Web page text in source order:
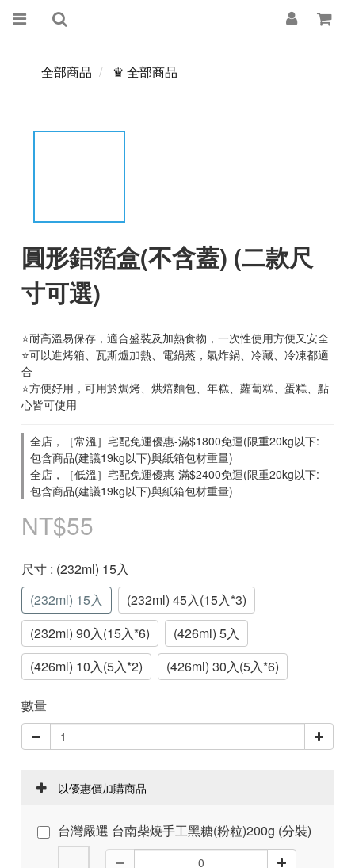
全部商品 ♛ 全部商品
圓形鋁箔盒(不含蓋) (二款尺
寸可選)
⭐耐高溫易保存，適合盛裝及加熱食物，一次性使用方便又安全
⭐可以進烤箱、瓦斯爐加熱、電鍋蒸，氣炸鍋、冷藏、冷凍都適
合
⭐方便好用，可用於焗烤、烘焙麵包、年糕、蘿蔔糕、蛋糕、點
心皆可使用
全店，［常溫］宅配免運優惠-滿$1800免運(限重20kg以下:
包含商品(建議19kg以下)與紙箱包材重量)
全店，［低溫］宅配免運優惠-滿$2400免運(限重20kg以下:
包含商品(建議19kg以下)與紙箱包材重量)
NT$55
尺寸 : (232ml) 15入
(232ml) 15入
(232ml) 45入(15入*3)
(232ml) 90入(15入*6)
(426ml) 5入
(426ml) 10入(5入*2)
(426ml) 30入(5入*6)
數量
以優惠價加購商品
台灣嚴選 台南柴燒手工黑糖(粉粒)200g (分裝)